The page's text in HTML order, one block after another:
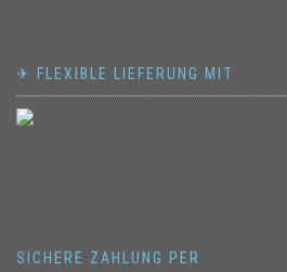
✈ FLEXIBLE LIEFERUNG MIT
SICHERE ZAHLUNG PER